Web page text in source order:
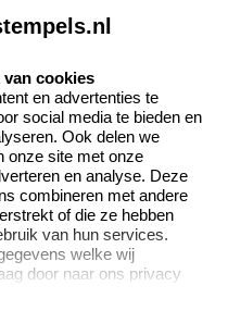
Contact opnemen
Veel gestelde vragen
Retourneren
Herroepingsrecht
van cookies
en advertenties te
social media te bieden en
Ook delen we
onze site met onze
en analyse. Deze
combineren met andere
of die ze hebben
van hun services.
welke wij
door naar ons privacy